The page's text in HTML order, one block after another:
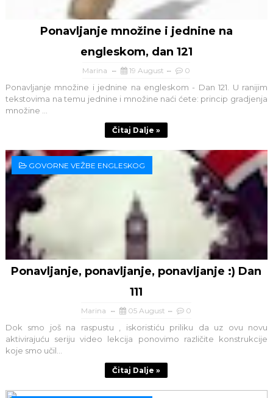
Ponavljanje množine i jednine na
engleskom, dan 121
Marina 19 August 0
Ponavljanje množine i jednine na engleskom - Dan 121. U ranijim
tekstovima na temu jednine i množine naći ćete: princip gradjenja
množine ...
Čitaj Dalje »
GOVORNE VEŽBE ENGLESKOG
Ponavljanje, ponavljanje, ponavljanje :) Dan
111
Marina 05 August 0
Dok smo još na raspustu , iskoristiću priliku da uz ovu novu
aktivirajuću seriju video lekcija ponovimo različite konstrukcije
koje smo učil...
Čitaj Dalje »